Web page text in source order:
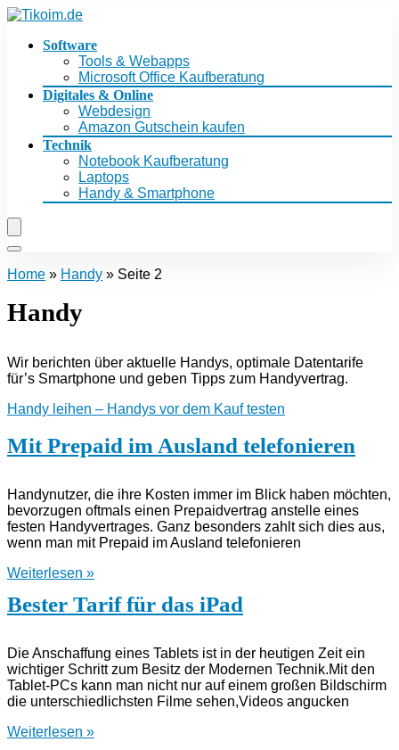
Software
Tools & Webapps
Microsoft Office Kaufberatung
Digitales & Online
Webdesign
Amazon Gutschein kaufen
Technik
Notebook Kaufberatung
Laptops
Handy & Smartphone
Home » Handy » Seite 2
Handy
Wir berichten über aktuelle Handys, optimale Datentarife
für’s Smartphone und geben Tipps zum Handyvertrag.
Handy leihen – Handys vor dem Kauf testen
Mit Prepaid im Ausland telefonieren
Handynutzer, die ihre Kosten immer im Blick haben möchten,
bevorzugen oftmals einen Prepaidvertrag anstelle eines
festen Handyvertrages. Ganz besonders zahlt sich dies aus,
wenn man mit Prepaid im Ausland telefonieren
Weiterlesen »
Bester Tarif für das iPad
Die Anschaffung eines Tablets ist in der heutigen Zeit ein
wichtiger Schritt zum Besitz der Modernen Technik.Mit den
Tablet-PCs kann man nicht nur auf einem großen Bildschirm
die unterschiedlichsten Filme sehen,Videos angucken
Weiterlesen »